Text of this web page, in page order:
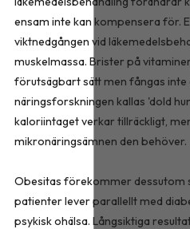
ensam inte kan kompensera för.
viktnedgången vid
muskelmassa. Brister på
förutsägbart sätt men fångas inte
näringsforskningen kallas 'dold
kaloriintaget verkar tillräckligt,
mikronäringsämnen den behöver.
Obesitas förekommer dessutom
patienter lever parallellt med
psykisk ohälsa. Långsiktiga